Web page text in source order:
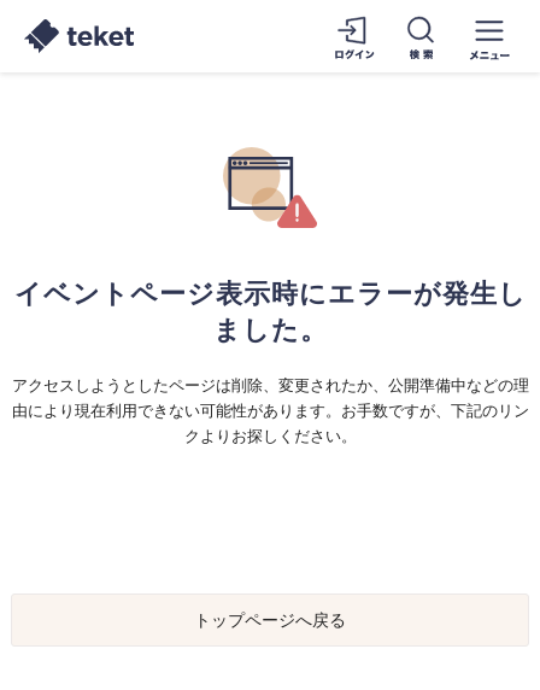
イベントページ表示時にエラーが発生し
ました。
アクセスしようとしたページは削除、変更されたか、公開準備中などの理
由により現在利用できない可能性があります。お手数ですが、下記のリン
クよりお探しください。
トップページへ戻る